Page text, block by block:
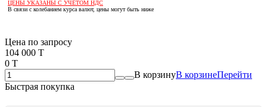
ЦЕНЫ УКАЗАНЫ С УЧЁТОМ НДС
В связи с колебанием курса валют, цены могут быть ниже
Цена по запросу
104 000 T
0 T
В корзинуВ корзинеПерейти
Быстрая покупка